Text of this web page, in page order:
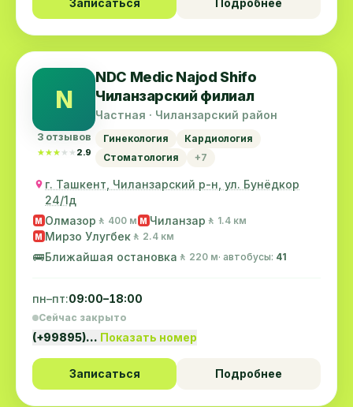
N
3 отзывов
★★★★★
★★★★★ 2.9
NDC Medic Najod Shifo
Чиланзарский филиал
Частная · Чиланзарский район
Гинекология
Кардиология
Стоматология
+7
г. Ташкент, Чиланзарский р-н, ул. Бунёдкор
24/1д
M Олмазор 🚶 400 м M Чиланзар 🚶 1.4 км
M Мирзо Улугбек 🚶 2.4 км
🚌Ближайшая остановка 🚶 220 м· автобусы: 41
пн–пт:09:00–18:00
Сейчас закрыто
(+99895)… Показать номер
Записаться Подробнее